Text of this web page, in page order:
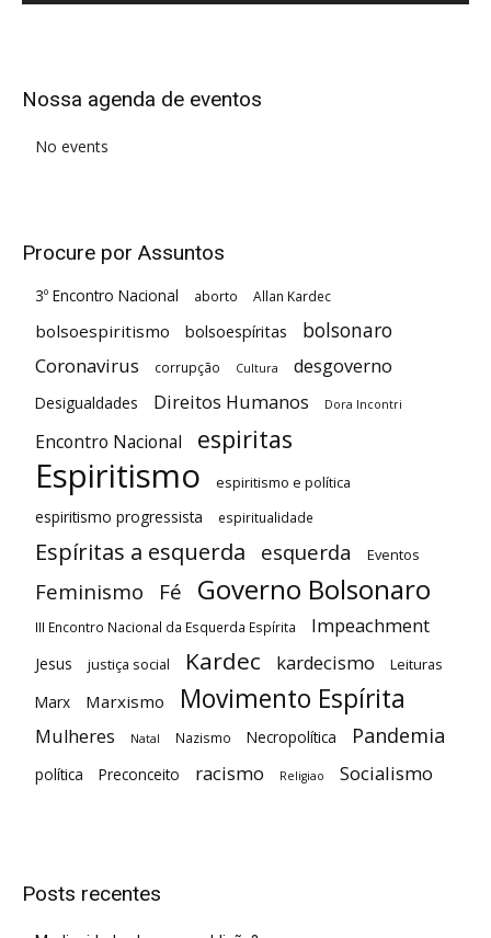
Nossa agenda de eventos
No events
Procure por Assuntos
3º Encontro Nacional aborto Allan Kardec
bolsoespiritismo bolsoespíritas bolsonaro
Coronavirus corrupção Cultura desgoverno
Desigualdades Direitos Humanos Dora Incontri
Encontro Nacional espiritas
Espiritismo espiritismo e política
espiritismo progressista espiritualidade
Espíritas a esquerda esquerda Eventos
Feminismo Fé Governo Bolsonaro
III Encontro Nacional da Esquerda Espírita Impeachment
Jesus justiça social Kardec kardecismo Leituras
Marx Marxismo Movimento Espírita
Mulheres Natal Nazismo Necropolítica Pandemia
política Preconceito racismo Religiao Socialismo
Posts recentes